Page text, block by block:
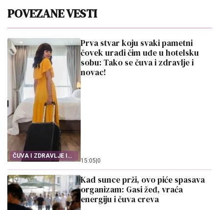
POVEZANE VESTI
ČUVA I ZDRAVLJE I
NOVAC
Prva stvar koju svaki pametni
čovek uradi čim uđe u hotelsku
sobu: Tako se čuva i zdravlje i
novac!
15:05|0
Kad sunce prži, ovo piće spasava
organizam: Gasi žeđ, vraća
energiju i čuva creva